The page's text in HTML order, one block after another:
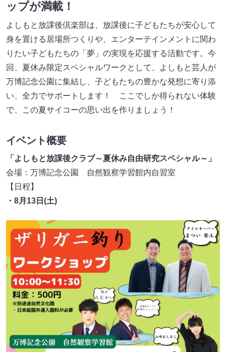
ップが満載！
よしもと放課後倶楽部は、放課後に子どもたちが安心して
身を置ける居場所つくりや、エンターテインメントに関わ
りたい子どもたちの「夢」の実現を応援する活動です。今
回、夏休み限定スペシャルワークとして、よしもと芸人が
万博記念公園に集結し、子どもたちの豊かな発想に寄り添
い、全力でサポートします！ ここでしか得られない体験
で、この夏サイコーの思い出を作りましょう！
イベント概要
「よしもと放課後クラブ～夏休み自由研究スペシャル～」
会場：万博記念公園 自然観察学習館内自習室
【日程】
・8月13日(土)